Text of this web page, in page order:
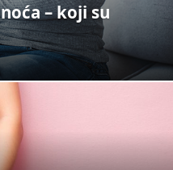
– koji su